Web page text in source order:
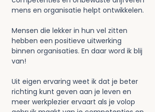
mens en organisatie helpt ontwikkelen.
Mensen die lekker in hun vel zitten
hebben een positieve uitwerking
binnen organisaties. En daar word ik blij
van!
Uit eigen ervaring weet ik dat je beter
richting kunt geven aan je leven en
meer werkplezier ervaart als je volop